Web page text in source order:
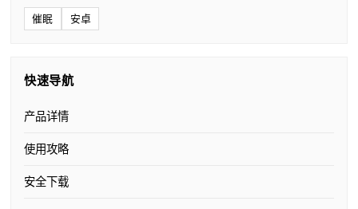
催眠 安卓
快速导航
产品详情
使用攻略
安全下载